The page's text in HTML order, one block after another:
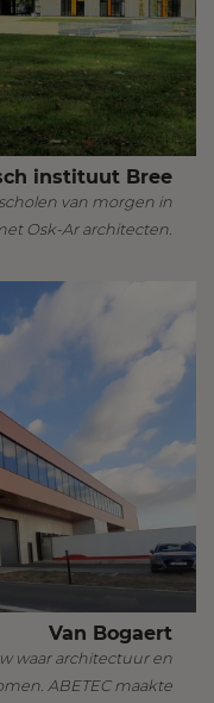
instituut Bree
van morgen in
Osk-Ar architecten.
Van Bogaert
waar architectuur en
ABETEC maakte